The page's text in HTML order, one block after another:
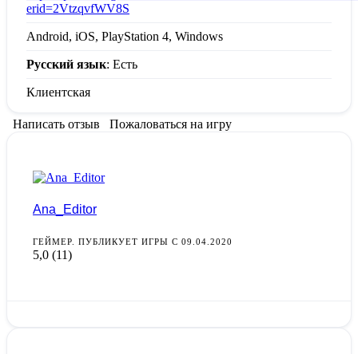
erid=2VtzqvfWV8S
Android, iOS, PlayStation 4, Windows
Русский язык: Есть
Клиентская
Написать отзыв Пожаловаться на игру
Ana_Editor
ГЕЙМЕР. ПУБЛИКУЕТ ИГРЫ С 09.04.2020
5,0 (11)